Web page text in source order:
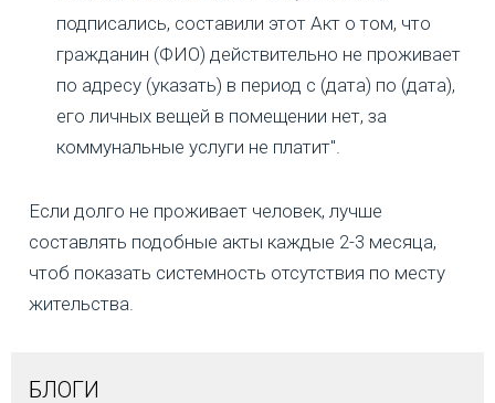
подписались, составили этот Акт о том, что
гражданин (ФИО) действительно не проживает
по адресу (указать) в период с (дата) по (дата),
его личных вещей в помещении нет, за
коммунальные услуги не платит".
Если долго не проживает человек, лучше
составлять подобные акты каждые 2-3 месяца,
чтоб показать системность отсутствия по месту
жительства.
БЛОГИ